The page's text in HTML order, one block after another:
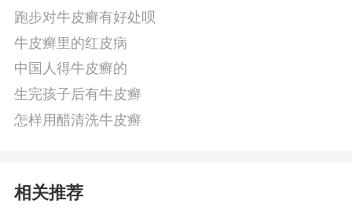
跑步对牛皮癣有好处呗
牛皮癣里的红皮病
中国人得牛皮癣的
生完孩子后有牛皮癣
怎样用醋清洗牛皮癣
相关推荐